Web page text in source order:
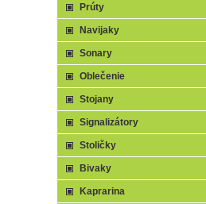
Prúty
Navijaky
Sonary
Oblečenie
Stojany
Signalizátory
Stoličky
Bivaky
Kaprarina